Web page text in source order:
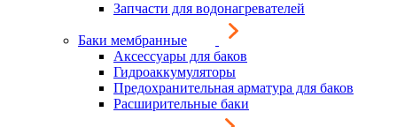
Запчасти для водонагревателей
Баки мембранные
Аксессуары для баков
Гидроаккумуляторы
Предохранительная арматура для баков
Расширительные баки